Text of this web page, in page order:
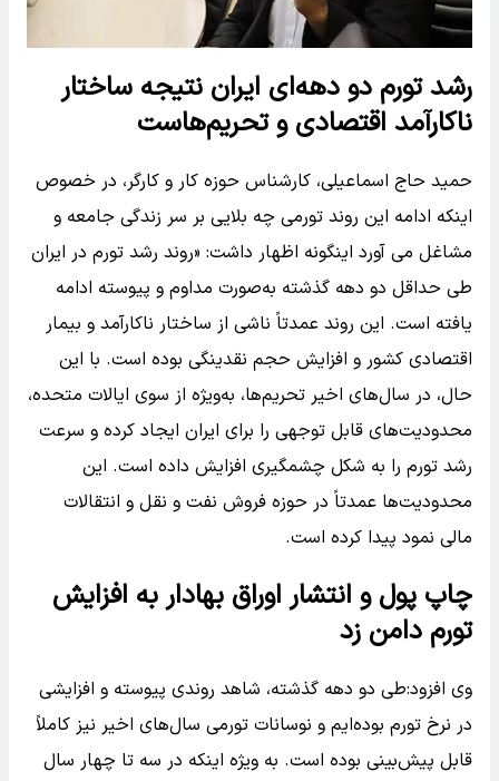
رشد تورم دو دهه‌ای ایران نتیجه ساختار
ناکارآمد اقتصادی و تحریم‌هاست
حمید حاج اسماعیلی، کارشناس حوزه کار و کارگر، در خصوص
اینکه ادامه این روند تورمی چه بلایی بر سر زندگی جامعه و
مشاغل می آورد اینگونه اظهار داشت: «روند رشد تورم در ایران
طی حداقل دو دهه گذشته به‌صورت مداوم و پیوسته ادامه
یافته است. این روند عمدتاً ناشی از ساختار ناکارآمد و بیمار
اقتصادی کشور و افزایش حجم نقدینگی بوده است. با این
حال، در سال‌های اخیر تحریم‌ها، به‌ویژه از سوی ایالات متحده،
محدودیت‌های قابل توجهی را برای ایران ایجاد کرده و سرعت
رشد تورم را به شکل چشمگیری افزایش داده است. این
محدودیت‌ها عمدتاً در حوزه فروش نفت و نقل و انتقالات
مالی نمود پیدا کرده است.
چاپ پول و انتشار اوراق بهادار به افزایش
تورم دامن زد
وی افزود:طی دو دهه گذشته، شاهد روندی پیوسته و افزایشی
در نرخ تورم بوده‌ایم و نوسانات تورمی سال‌های اخیر نیز کاملاً
قابل پیش‌بینی بوده است. به ویژه اینکه در سه تا چهار سال